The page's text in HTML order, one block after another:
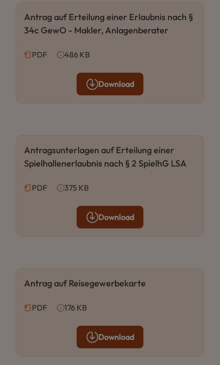
Antrag auf Erteilung einer Erlaubnis nach §
34c GewO - Makler, Anlagenberater
PDF 486 KB
Download
Antragsunterlagen auf Erteilung einer
Spielhallenerlaubnis nach § 2 SpielhG LSA
PDF 375 KB
Download
Antrag auf Reisegewerbekarte
PDF 176 KB
Download